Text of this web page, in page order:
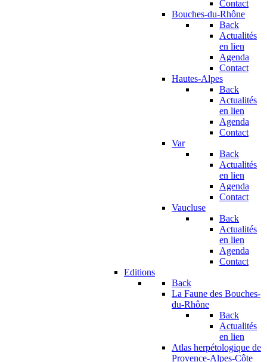
Contact
Bouches-du-Rhône
Back
Actualités
en lien
Agenda
Contact
Hautes-Alpes
Back
Actualités
en lien
Agenda
Contact
Var
Back
Actualités
en lien
Agenda
Contact
Vaucluse
Back
Actualités
en lien
Agenda
Contact
Editions
Back
La Faune des Bouches-
du-Rhône
Back
Actualités
en lien
Atlas herpétologique de
Provence-Alpes-Côte